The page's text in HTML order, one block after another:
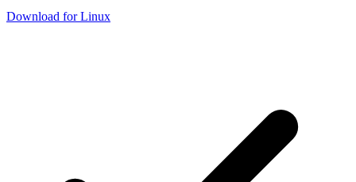
Download for Linux